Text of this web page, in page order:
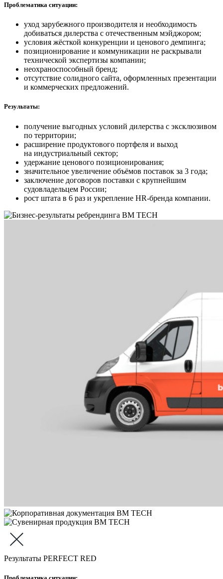
Проблематика ситуации:
уход зарубежного производителя и необходимость
добиваться дилерства с отечественным мэйджором;
условия жёсткой конкуренции и ценового демпинга;
позиционирование и коммуникации не раскрывали
технической экспертизы компании;
неохраноспособный бренд;
отсутствие солидного сайта, оформленных презентации
и коммерческих предложений.
Результаты:
получение выгодных условий дилерства с эксклюзивом
по территории;
расширение продуктового портфеля и выход
на индустриальный сектор;
удержание ценового позиционирования;
значительное увеличение объёмов поставок за 3 года;
заключение договоров поставки с крупнейшим
судовладельцем России;
рост штата в 6 раз и укрепление HR-бренда компании.
Результаты PERFECT RED